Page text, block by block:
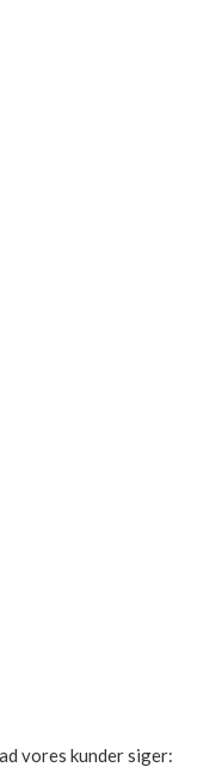
vores kunder siger: